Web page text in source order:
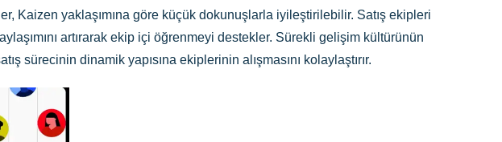
Kaizen yaklaşımına göre küçük dokunuşlarla iyileştirilebilir. Satış ekipleri
artırarak ekip içi öğrenmeyi destekler. Sürekli gelişim kültürünün
sürecinin dinamik yapısına ekiplerinin alışmasını kolaylaştırır.